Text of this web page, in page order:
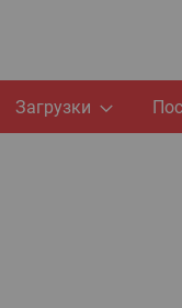
Загрузки